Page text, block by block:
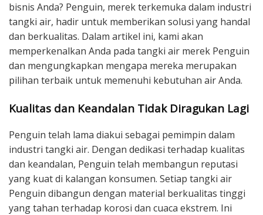
bisnis Anda? Penguin, merek terkemuka dalam industri
tangki air, hadir untuk memberikan solusi yang handal
dan berkualitas. Dalam artikel ini, kami akan
memperkenalkan Anda pada tangki air merek Penguin
dan mengungkapkan mengapa mereka merupakan
pilihan terbaik untuk memenuhi kebutuhan air Anda.
Kualitas dan Keandalan Tidak Diragukan Lagi
Penguin telah lama diakui sebagai pemimpin dalam
industri tangki air. Dengan dedikasi terhadap kualitas
dan keandalan, Penguin telah membangun reputasi
yang kuat di kalangan konsumen. Setiap tangki air
Penguin dibangun dengan material berkualitas tinggi
yang tahan terhadap korosi dan cuaca ekstrem. Ini